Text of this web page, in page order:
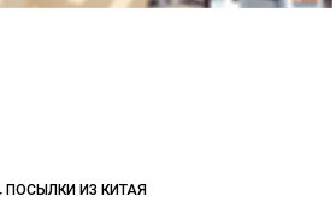
ПОСЫЛКИ ИЗ КИТАЯ